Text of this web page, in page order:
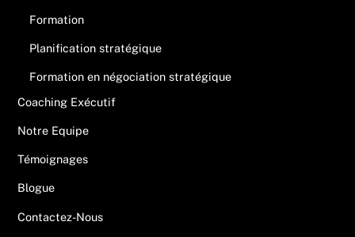
Formation
Planification stratégique
Formation en négociation stratégique
Coaching Exécutif
Notre Equipe
Témoignages
Blogue
Contactez-Nous